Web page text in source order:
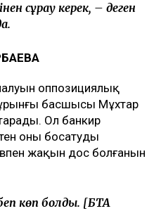
сұрау керек, – деген
оппозициялық
басшысы Мұхтар
Ол банкир
оны босатуды
жақын дос болғанын
көп болды. [БТА